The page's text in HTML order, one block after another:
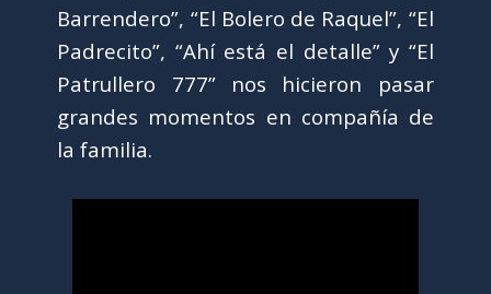
Barrendero”, “El Bolero de Raquel”, “El
Padrecito”, “Ahí está el detalle” y “El
Patrullero 777” nos hicieron pasar
grandes momentos en compañía de
la familia.